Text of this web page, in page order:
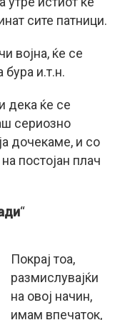
сите патници.
војна, ќе се
бура и.т.н.
дека ќе се
сериозно
дочекаме, и со
постојан плач
“
Покрај тоа,
размислувајќи
на овој начин,
имам впечаток,